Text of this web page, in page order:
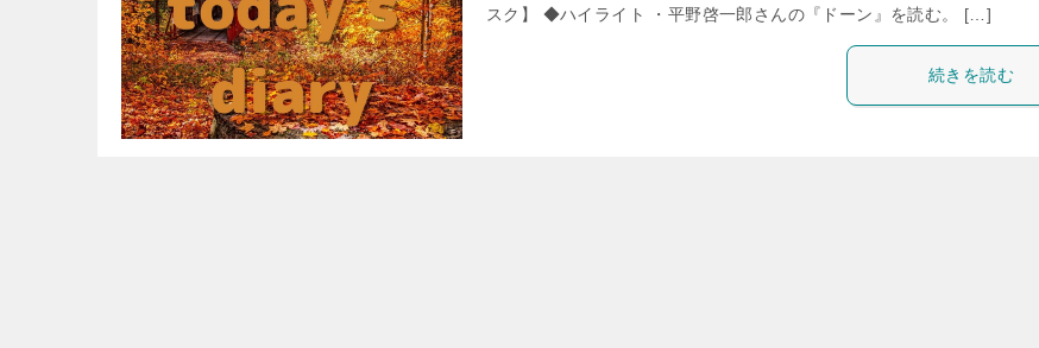
スク】 ◆ハイライト ・平野啓一郎さんの『ドーン』を読む。 […]
続きを読む